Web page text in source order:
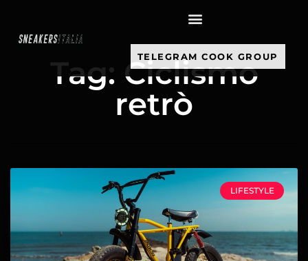
TELEGRAM COOK GROUP
Tag: Ciclismo
retrò
LIFESTYLE